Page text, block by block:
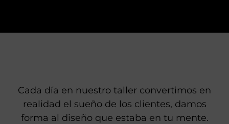
Cada día en nuestro taller convertimos en
realidad el sueño de los clientes, damos
forma al diseño que estaba en tu mente.